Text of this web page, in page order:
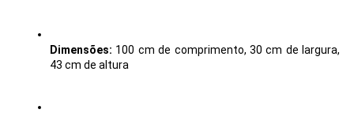
Dimensões: 100 cm de comprimento, 30 cm de largura,
43 cm de altura